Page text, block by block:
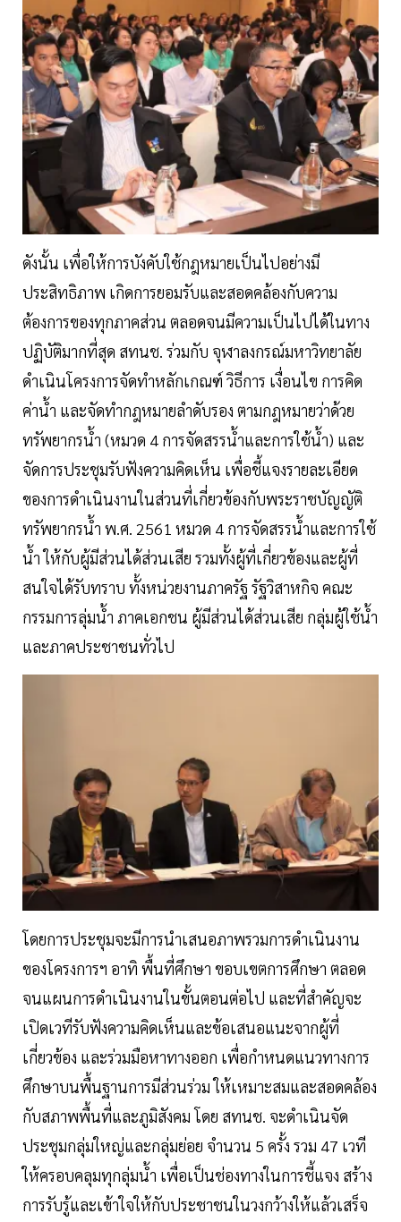
ดังนั้น เพื่อให้การบังคับใช้กฎหมายเป็นไปอย่างมี
ประสิทธิภาพ เกิดการยอมรับและสอดคล้องกับความ
ต้องการของทุกภาคส่วน ตลอดจนมีความเป็นไปได้ในทาง
ปฏิบัติมากที่สุด สทนช. ร่วมกับ จุฬาลงกรณ์มหาวิทยาลัย
ดำเนินโครงการจัดทำหลักเกณฑ์ วิธีการ เงื่อนไข การคิด
ค่าน้ำ และจัดทำกฎหมายลำดับรอง ตามกฎหมายว่าด้วย
ทรัพยากรน้ำ (หมวด 4 การจัดสรรน้ำและการใช้น้ำ) และ
จัดการประชุมรับฟังความคิดเห็น เพื่อชี้แจงรายละเอียด
ของการดำเนินงานในส่วนที่เกี่ยวข้องกับพระราชบัญญัติ
ทรัพยากรน้ำ พ.ศ. 2561 หมวด 4 การจัดสรรน้ำและการใช้
น้ำ ให้กับผู้มีส่วนได้ส่วนเสีย รวมทั้งผู้ที่เกี่ยวข้องและผู้ที่
สนใจได้รับทราบ ทั้งหน่วยงานภาครัฐ รัฐวิสาหกิจ คณะ
กรรมการลุ่มน้ำ ภาคเอกชน ผู้มีส่วนได้ส่วนเสีย กลุ่มผู้ใช้น้ำ
และภาคประชาชนทั่วไป
โดยการประชุมจะมีการนำเสนอภาพรวมการดำเนินงาน
ของโครงการฯ อาทิ พื้นที่ศึกษา ขอบเขตการศึกษา ตลอด
จนแผนการดำเนินงานในขั้นตอนต่อไป และที่สำคัญจะ
เปิดเวทีรับฟังความคิดเห็นและข้อเสนอแนะจากผู้ที่
เกี่ยวข้อง และร่วมมือหาทางออก เพื่อกำหนดแนวทางการ
ศึกษาบนพื้นฐานการมีส่วนร่วม ให้เหมาะสมและสอดคล้อง
กับสภาพพื้นที่และภูมิสังคม โดย สทนช. จะดำเนินจัด
ประชุมกลุ่มใหญ่และกลุ่มย่อย จำนวน 5 ครั้ง รวม 47 เวที
ให้ครอบคลุมทุกลุ่มน้ำ เพื่อเป็นช่องทางในการชี้แจง สร้าง
การรับรู้และเข้าใจให้กับประชาชนในวงกว้างให้แล้วเสร็จ